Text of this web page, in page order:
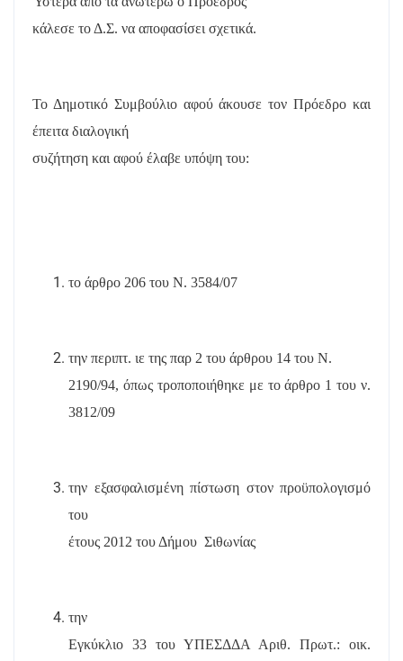
κάλεσε το Δ.Σ. να αποφασίσει σχετικά.
Το Δημοτικό Συμβούλιο αφού άκουσε τον Πρόεδρο και
έπειτα διαλογική
συζήτηση και αφού έλαβε υπόψη του:
το άρθρο 206 του Ν. 3584/07
την περιπτ. ιε της παρ 2 του άρθρου 14 του Ν.
2190/94, όπως τροποποιήθηκε με το άρθρο 1 του ν.
3812/09
την εξασφαλισμένη πίστωση στον προϋπολογισμό
του
έτους 2012 του Δήμου Σιθωνίας
την
Εγκύκλιο 33 του ΥΠΕΣΔΔΑ Αριθ. Πρωτ.: οικ.